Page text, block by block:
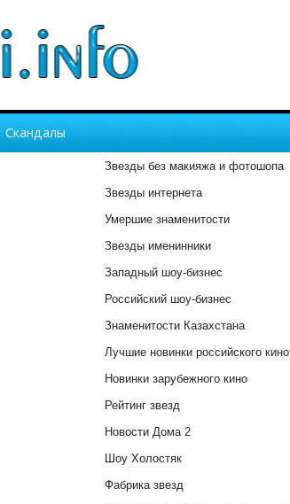
Скандалы
Звезды без макияжа и фотошопа
Звезды интернета
Умершие знаменитости
Звезды именинники
Западный шоу-бизнес
Российский шоу-бизнес
Знаменитости Казахстана
Лучшие новинки российского кино
Новинки зарубежного кино
Рейтинг звезд
Новости Дома 2
Шоу Холостяк
Фабрика звезд